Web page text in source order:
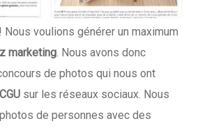
Nous voulions générer un maximum
marketing . Nous avons donc
de photos qui nous ont
CGU sur les réseaux sociaux. Nous
de personnes avec des